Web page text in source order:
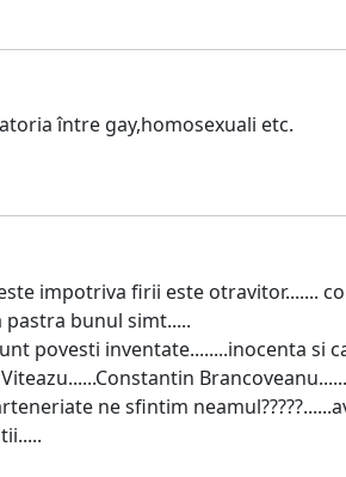
între gay,homosexuali etc.
impotriva firii este otravitor.......
pastra bunul simt.....
povesti inventate........inocenta si
ne sfintim